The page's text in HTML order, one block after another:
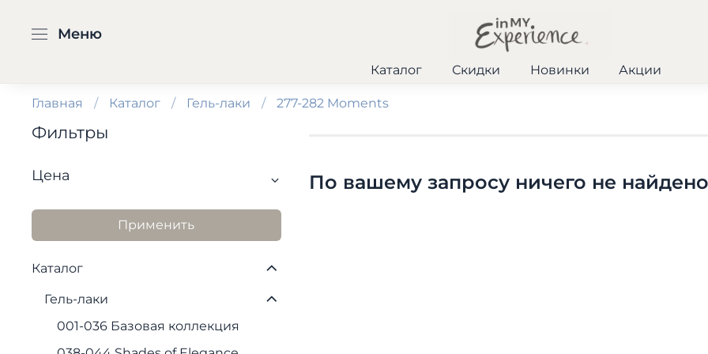
Меню
Каталог Скидки Новинки Акции
Главная Каталог Гель-лаки 277-282 Moments
По вашему запросу ничего не
Фильтры
Цена
Применить
Каталог
Гель-лаки
001-036 Базовая коллекция